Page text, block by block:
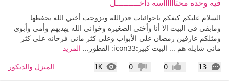
فيه وحده محتااااااسه داخـــــــــل
السلام عليكم كيفكم ياحوائيات قدرالله وتزوجت أختي الله يحفظها
ومابقى في البيت الا أنا وأختي الصغيره وخواني الله يهديهم وأمي وأبوي
ومثلكم عارفين رمضان على الأبواب وعلى كثر ماني فرحانه على كثر
ماني شايله هم ... البيت كبير:icon33: الفطور...
المزيد
13
التعليقات إعجاب0 عدم إعجاب
0
1K
المشاهدات المنزل والديكور